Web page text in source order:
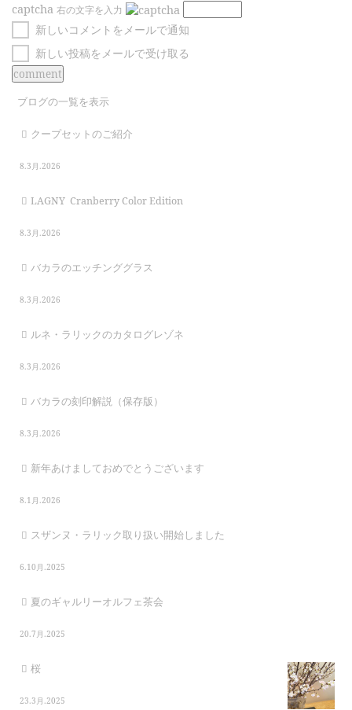
captcha 右の文字を入力
新しいコメントをメールで通知
新しい投稿をメールで受け取る
ブログの一覧を表示
クープセットのご紹介
8.3月.2026
LAGNY Cranberry Color Edition
8.3月.2026
バカラのエッチンググラス
8.3月.2026
ルネ・ラリックのカタログレゾネ
8.3月.2026
バカラの刻印解説（保存版）
8.3月.2026
新年あけましておめでとうございます
8.1月.2026
スザンヌ・ラリック取り扱い開始しました
6.10月.2025
夏のギャルリーオルフェ茶会
20.7月.2025
桜
23.3月.2025